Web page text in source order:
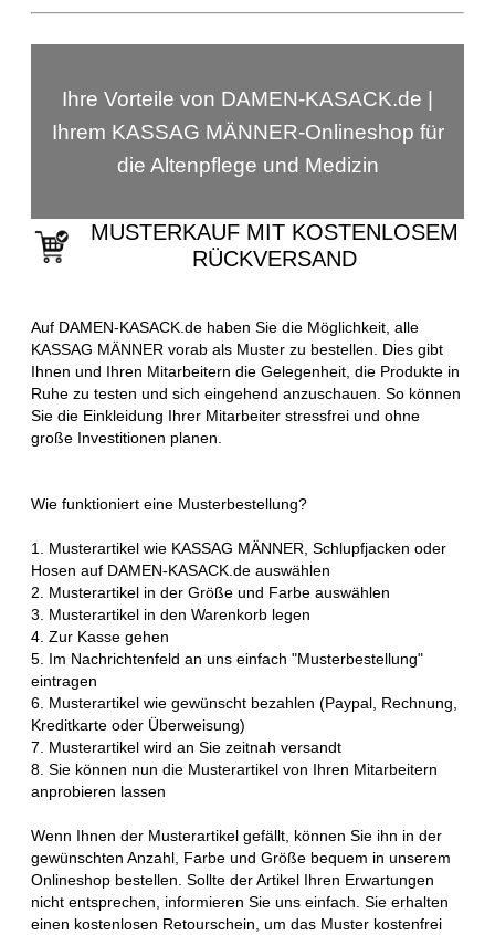
Ihre Vorteile von DAMEN-KASACK.de |
Ihrem KASSAG MÄNNER-Onlineshop für
die Altenpflege und Medizin
MUSTERKAUF MIT KOSTENLOSEM
RÜCKVERSAND
Auf DAMEN-KASACK.de haben Sie die Möglichkeit, alle
KASSAG MÄNNER vorab als Muster zu bestellen. Dies gibt
Ihnen und Ihren Mitarbeitern die Gelegenheit, die Produkte in
Ruhe zu testen und sich eingehend anzuschauen. So können
Sie die Einkleidung Ihrer Mitarbeiter stressfrei und ohne
große Investitionen planen.
Wie funktioniert eine Musterbestellung?
1. Musterartikel wie KASSAG MÄNNER, Schlupfjacken oder
Hosen auf DAMEN-KASACK.de auswählen
2. Musterartikel in der Größe und Farbe auswählen
3. Musterartikel in den Warenkorb legen
4. Zur Kasse gehen
5. Im Nachrichtenfeld an uns einfach "Musterbestellung"
eintragen
6. Musterartikel wie gewünscht bezahlen (Paypal, Rechnung,
Kreditkarte oder Überweisung)
7. Musterartikel wird an Sie zeitnah versandt
8. Sie können nun die Musterartikel von Ihren Mitarbeitern
anprobieren lassen
Wenn Ihnen der Musterartikel gefällt, können Sie ihn in der
gewünschten Anzahl, Farbe und Größe bequem in unserem
Onlineshop bestellen. Sollte der Artikel Ihren Erwartungen
nicht entsprechen, informieren Sie uns einfach. Sie erhalten
einen kostenlosen Retourschein, um das Muster kostenfrei